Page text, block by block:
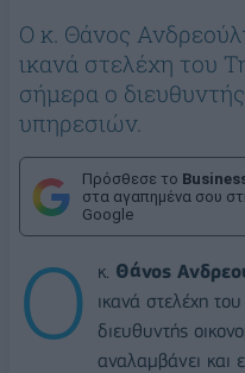
Ο κ. Θάνος
ικανά στελέχη του
σήμερα ο
υπηρεσιών.
Πρόσθεσε το
στα αγαπημένα σου
Google
Ο κ. Θάνος
ικανά στελέχη
διευθυντής
αναλαμβάνει και